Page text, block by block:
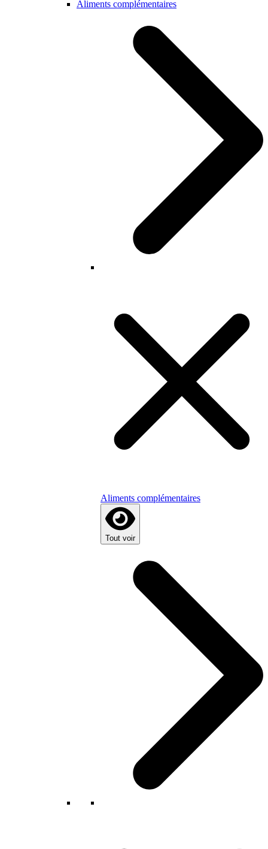
Aliments complémentaires
Aliments complémentaires
Tout voir